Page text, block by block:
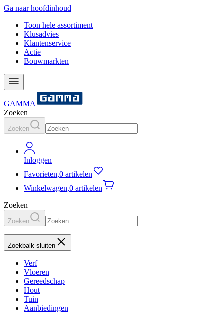
Ga naar hoofdinhoud
Toon hele assortiment
Klusadvies
Klantenservice
Actie
Bouwmarkten
GAMMA
Zoeken
Zoeken
Inloggen
Favorieten,0 artikelen
Winkelwagen,0 artikelen
Zoeken
Zoeken
Zoekbalk sluiten
Verf
Vloeren
Gereedschap
Hout
Tuin
Aanbiedingen